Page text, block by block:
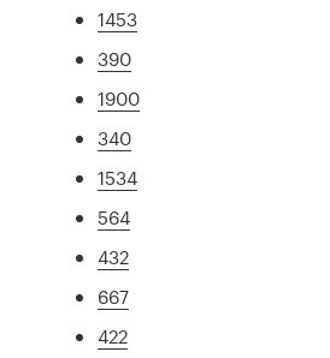
1453
390
1900
340
1534
564
432
667
422